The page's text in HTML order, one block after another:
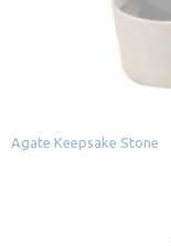
Agate Keepsake Stone